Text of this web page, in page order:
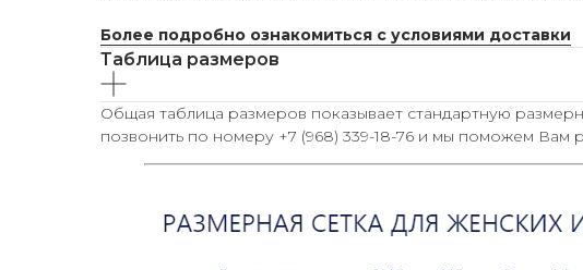
Более подробно ознакомиться с условиями доставки
Таблица размеров
Общая таблица размеров показывает стандартную
позвонить по номеру +7 (968) 339-18-76 и мы поможем Вам